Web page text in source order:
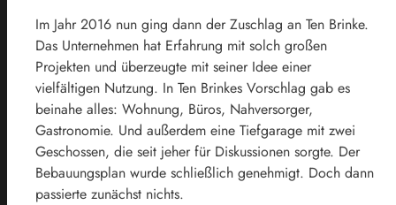
Im Jahr 2016 nun ging dann der Zuschlag an Ten Brinke.
Das Unternehmen hat Erfahrung mit solch großen
Projekten und überzeugte mit seiner Idee einer
vielfältigen Nutzung. In Ten Brinkes Vorschlag gab es
beinahe alles: Wohnung, Büros, Nahversorger,
Gastronomie. Und außerdem eine Tiefgarage mit zwei
Geschossen, die seit jeher für Diskussionen sorgte. Der
Bebauungsplan wurde schließlich genehmigt. Doch dann
passierte zunächst nichts.